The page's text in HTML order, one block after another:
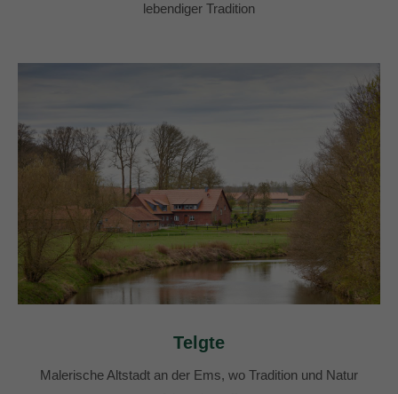
lebendiger Tradition
Telgte
Malerische Altstadt an der Ems, wo Tradition und Natur